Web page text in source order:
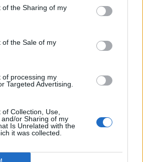
of the Sharing of my
of the Sale of my
of processing my
Targeted Advertising.
Collection, Use,
or Sharing of my
Is Unrelated with the
it was collected.
mostrata ai visitatori. Il contenuto di questo
dell'autore e non rappresenta la linea editoriale
autonoma e indipendente. I messaggi inclusi nei
pubblicati senza filtro preventivo. I commenti
siti esterni verranno rimossi in automatico dal